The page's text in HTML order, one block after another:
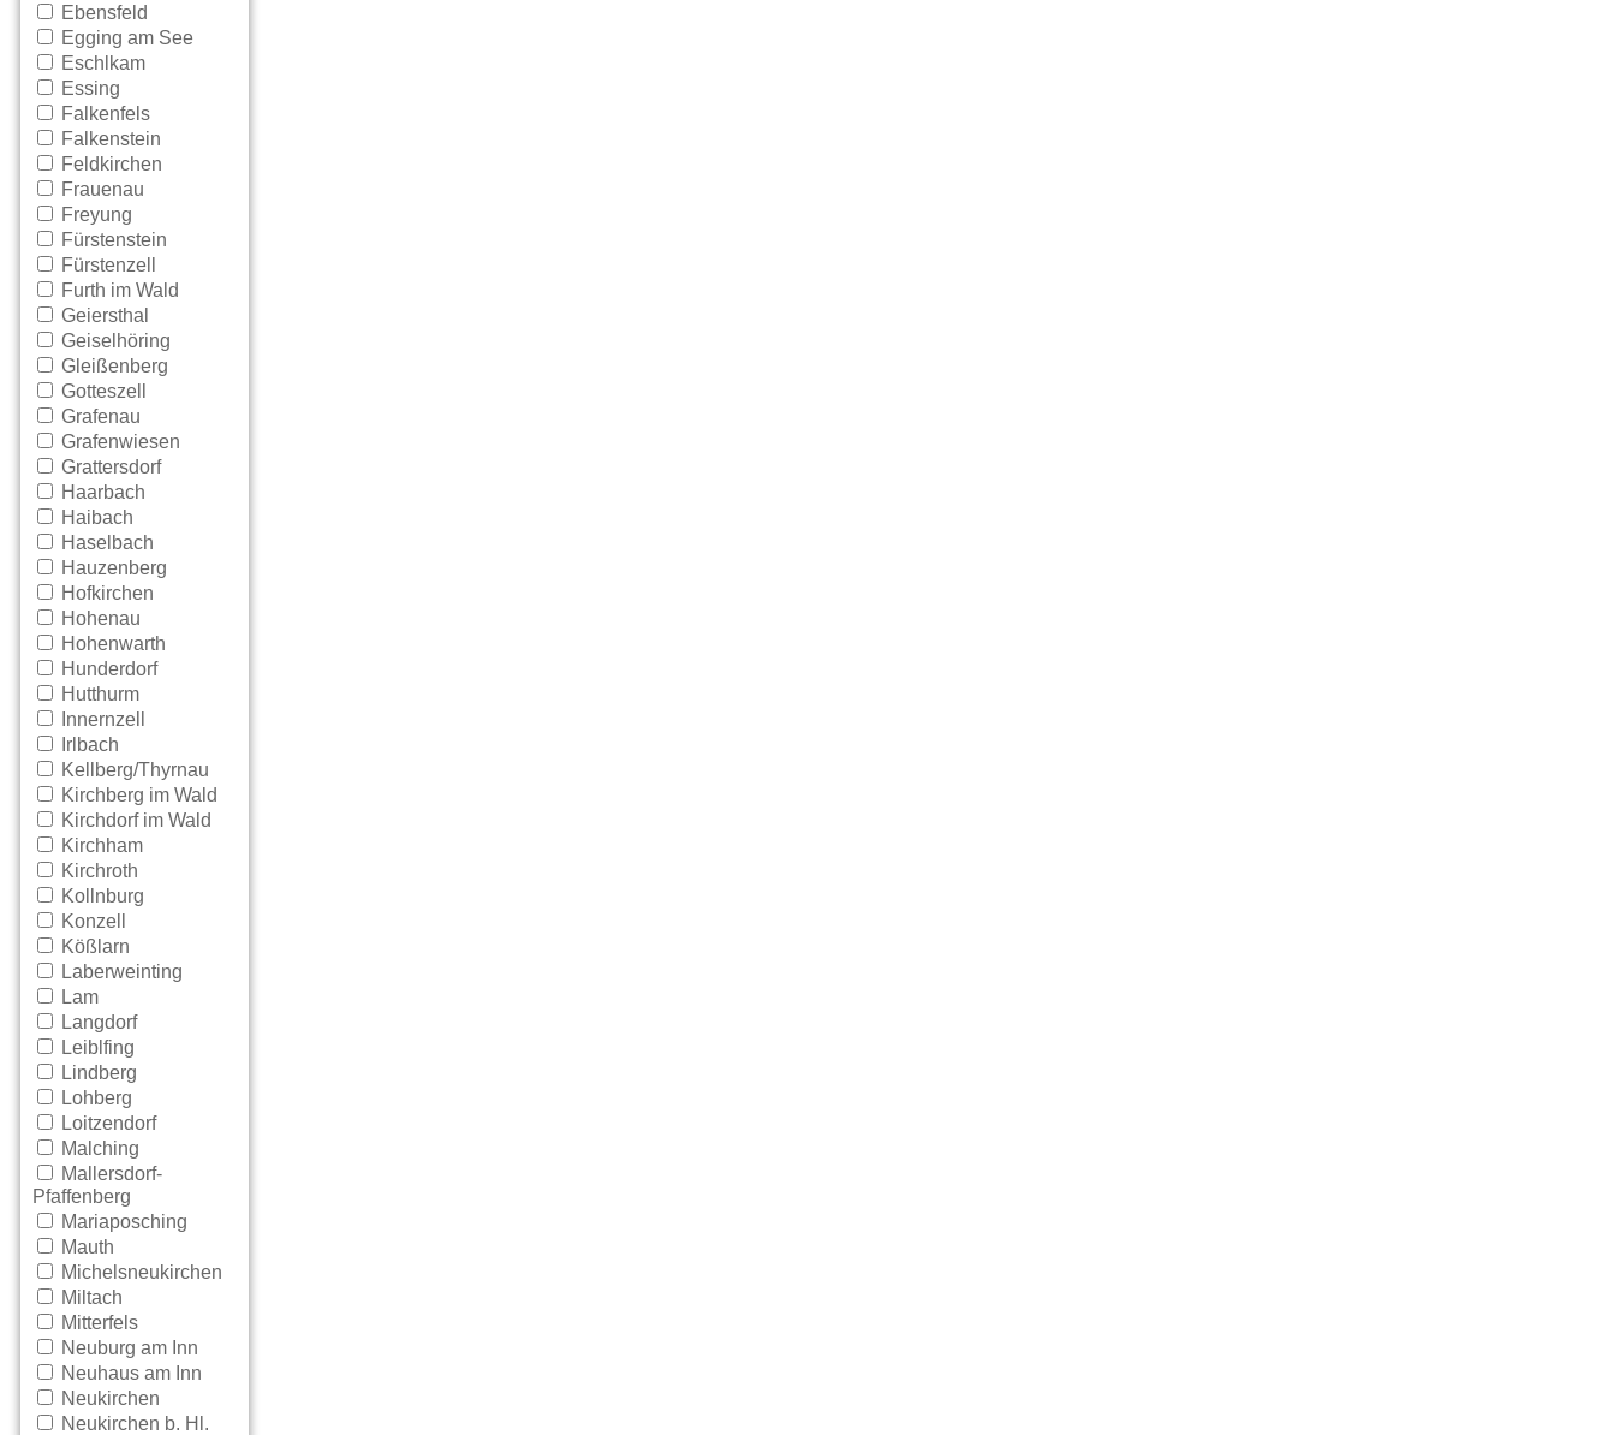
Ebensfeld
Egging am See
Eschlkam
Essing
Falkenfels
Falkenstein
Feldkirchen
Frauenau
Freyung
Fürstenstein
Fürstenzell
Furth im Wald
Geiersthal
Geiselhöring
Gleißenberg
Gotteszell
Grafenau
Grafenwiesen
Grattersdorf
Haarbach
Haibach
Haselbach
Hauzenberg
Hofkirchen
Hohenau
Hohenwarth
Hunderdorf
Hutthurm
Innernzell
Irlbach
Kellberg/Thyrnau
Kirchberg im Wald
Kirchdorf im Wald
Kirchham
Kirchroth
Kollnburg
Konzell
Kößlarn
Laberweinting
Lam
Langdorf
Leiblfing
Lindberg
Lohberg
Loitzendorf
Malching
Mallersdorf-
Pfaffenberg
Mariaposching
Mauth
Michelsneukirchen
Miltach
Mitterfels
Neuburg am Inn
Neuhaus am Inn
Neukirchen
Neukirchen b. Hl.